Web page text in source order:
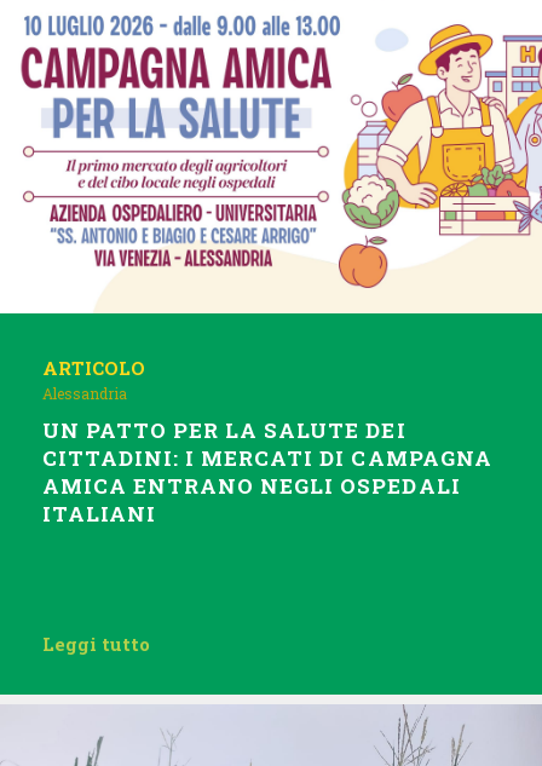
ARTICOLO
Alessandria
UN PATTO PER LA SALUTE DEI
CITTADINI: I MERCATI DI CAMPAGNA
AMICA ENTRANO NEGLI OSPEDALI
ITALIANI
Leggi tutto